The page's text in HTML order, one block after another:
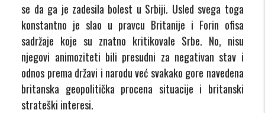
se da ga je zadesila bolest u Srbiji. Usled svega toga
konstantno je slao u pravcu Britanije i Forin ofisa
sadržaje koje su znatno kritikovale Srbe. No, nisu
njegovi animoziteti bili presudni za negativan stav i
odnos prema državi i narodu već svakako gore navedena
britanska geopolitička procena situacije i britanski
strateški interesi.